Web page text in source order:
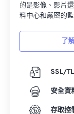
的是影像、影片
料中心和嚴密的
了
SSL/
安全資
存取控